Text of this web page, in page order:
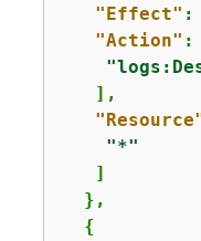
"Effect" :
"Action" :
   ],
"*"
   ]
  },
{